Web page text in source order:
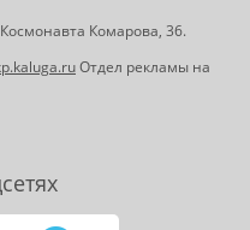
Комарова, 36.
Отдел рекламы на